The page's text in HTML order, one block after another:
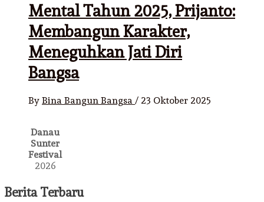
Mental Tahun 2025, Prijanto:
Membangun Karakter,
Meneguhkan Jati Diri
Bangsa
By Bina Bangun Bangsa / 23 Oktober 2025
Danau
Sunter
Festival
2026
Berita Terbaru